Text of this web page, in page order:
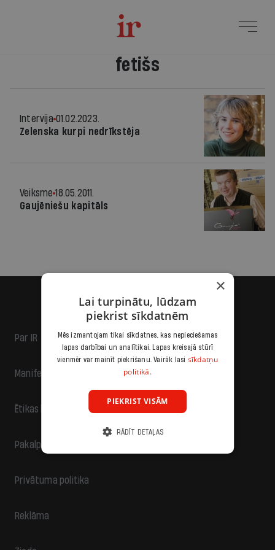
fetišs
Intervija 01.02.2023.
Zelenska kurpi nedrīkstēja
Veiksme 18.05.2011.
Gaujēniešu kapitāls
Par IR
Manifests
Ētikas kodekss
Pakalpojumu sniegšanas noteikumi
Privātuma politika
Reklāma
×
Lai turpinātu, lūdzam
piekrist sīkdatnēm
Mēs izmantojam tikai sīkdatnes, kas nepieciešamas
lapas darbībai un analītikai. Lapas kreisajā stūrī
vienmēr var mainīt piekrišanu. Vairāk lasi sīkdatņu
politikā.
PIEKRIST VISĀM
RĀDĪT DETAĻAS